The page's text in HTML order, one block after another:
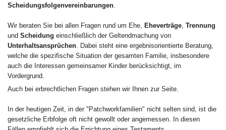
Scheidungsfolgenvereinbarungen
Wir beraten Sie bei allen Fragen rund um Ehe, Eheverträge Trennung
und Scheidung einschließlich der Geltendmachung von
Unterhaltsansprüchen . Dabei steht eine ergebnisorientierte Beratung,
welche die spezifische Situation der gesamten Familie, insbesondere
auch die Interessen gemeinsamer Kinder berücksichtigt, im
Vordergrund.
Auch bei erbrechtlichen Fragen stehen wir Ihnen zur Seite.
In der heutigen Zeit, in der "Patchworkfamilien" nicht selten sind, ist die
gesetzliche Erbfolge oft nicht gewollt oder angemessen. In diesen